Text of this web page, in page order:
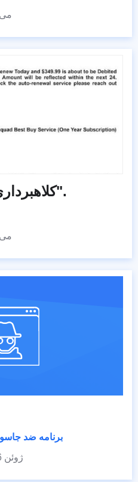
می 3, 2023
کلاهبرداری ایمیل "جوخه گیک".
می 8, 2023
برنامه ضد
ژوئن 26, 2023